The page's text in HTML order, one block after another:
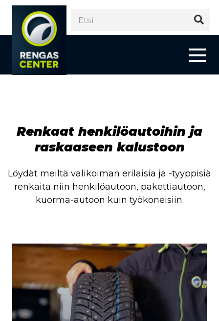
Renkaat henkilöautoihin ja
raskaaseen kalustoon
Löydät meiltä valikoiman erilaisia ja -tyyppisiä
renkaita niin henkilöautoon, pakettiautoon,
kuorma-autoon kuin työkoneisiin.